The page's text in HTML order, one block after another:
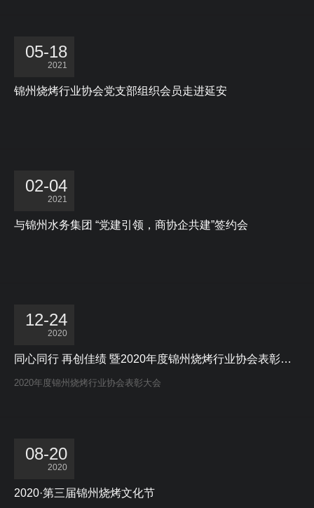
05-18
2021
锦州烧烤行业协会党支部组织会员走进延安
02-04
2021
与锦州水务集团 “党建引领，商协企共建”签约会
12-24
2020
同心同行 再创佳绩 暨2020年度锦州烧烤行业协会表彰大会
2020年度锦州烧烤行业协会表彰大会
08-20
2020
2020·第三届锦州烧烤文化节